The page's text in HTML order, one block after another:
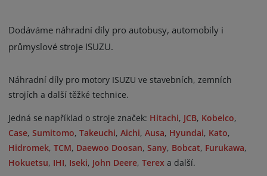
ISUZUVISIGO HYPER
NABÍDKA AUTOBUSŮ
SERVIS
NOVINKY
O NÁS
Dodáváme náhradní díly pro autobusy, automobily i
průmyslové stroje ISUZU.
Náhradní díly pro motory ISUZU ve stavebních, zemních
strojích a další těžké technice.
Jedná se například o stroje značek: Hitachi, JCB, Kobelco,
Case, Sumitomo, Takeuchi, Aichi, Ausa, Hyundai, Kato,
Hidromek, TCM, Daewoo Doosan, Sany, Bobcat, Furukawa,
Hokuetsu, IHI, Iseki, John Deere, Terex a další.